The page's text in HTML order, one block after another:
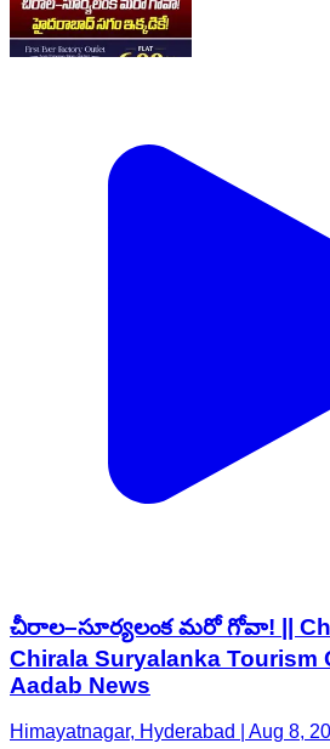
చీరాల–సూర్యలంక మరో గోవా! ||
Chirala Suryalanka Tourism
Aadab News
Himayatnagar, Hyderabad | Aug 8,